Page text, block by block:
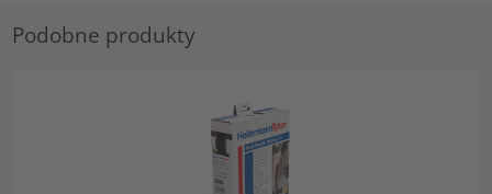
Podobne produkty